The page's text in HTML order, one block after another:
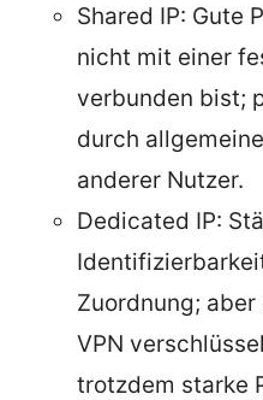
Shared IP: Gute
nicht mit einer
verbunden bist;
durch
anderer Nutzer.
Dedicated IP:
Zuordnung;
VPN
trotzdem starke